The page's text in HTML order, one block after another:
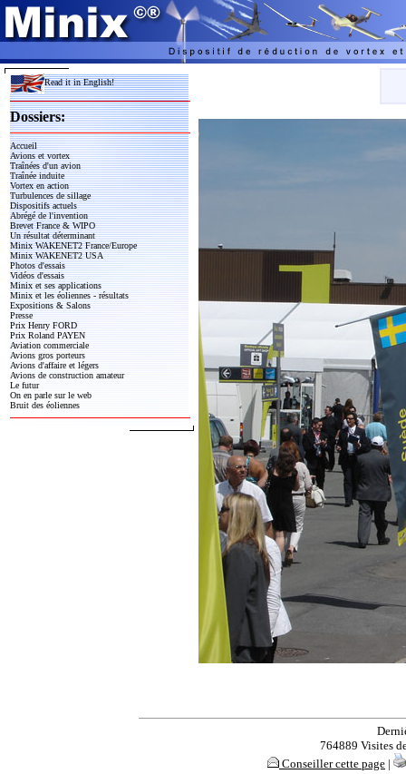
Read it in English!
Dossiers:
Accueil
Avions et vortex
Traînées d'un avion
Traînée induite
Vortex en action
Turbulences de sillage
Dispositifs actuels
Abrégé de l'invention
Brevet France & WIPO
Un résultat déterminant
Minix WAKENET2 France/Europe
Minix WAKENET2 USA
Photos d'essais
Vidéos d'essais
Minix et ses applications
Minix et les éoliennes - résultats
Expositions & Salons
Presse
Prix Henry FORD
Prix Roland PAYEN
Aviation commerciale
Avions gros porteurs
Avions d'affaire et légers
Avions de construction amateur
Le futur
On en parle sur le web
Bruit des éoliennes
764889 Visites
Conseiller cette page |